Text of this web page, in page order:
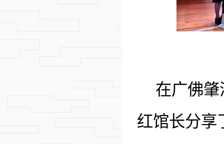
在广佛
红馆长分享